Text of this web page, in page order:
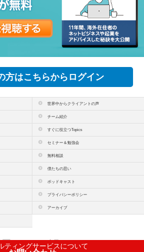
ティングサービスについて
方はこちらからログイン
世界中からクライアントの声
チーム紹介
すぐに役立つTopics
セミナー＆勉強会
無料相談
僕たちの思い
ポッドキャスト
プライバシーポリシー
アーカイブ
PCサイトを表示